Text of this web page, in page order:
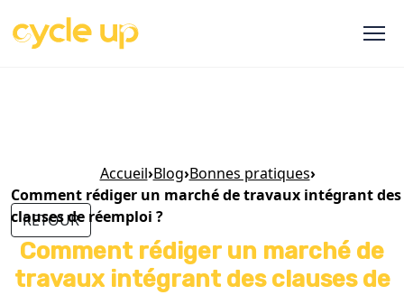
RETOUR
Comment rédiger un marché de
travaux intégrant des clauses de
Accueil›Blog›Bonnes pratiques›
Comment rédiger un marché de travaux intégrant des
clauses de réemploi ?